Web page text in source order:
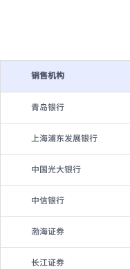
销售机构
青岛银行
上海浦东发展银行
中国光大银行
中信银行
渤海证券
长江证券